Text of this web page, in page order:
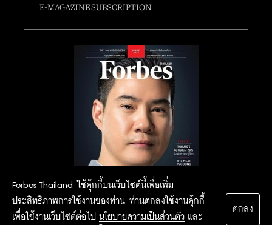
Forbes Thailand ใช้คุ้กกี้บนเว็บไซต์นี้เพื่อเพิ่ม
ประสิทธิภาพการใช้งานของท่าน ท่านตกลงใช้งานคุ้กกี้
เพื่อใช้งานเว็บไซต์ต่อไป นโยบายความเป็นส่วนตัว และ
ตกลง
E-MAGAZINE SUBSCRIPTION